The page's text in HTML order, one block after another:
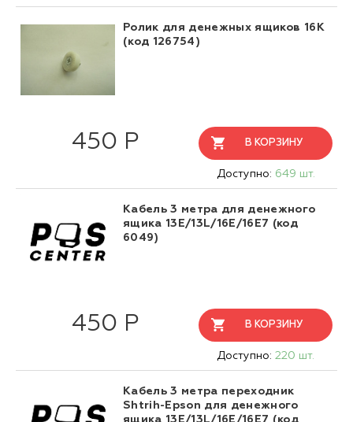
Ролик для денежных ящиков 16K
(код 126754)
450 Р В КОРЗИНУ
Доступно: 649 шт.
Кабель 3 метра для денежного
ящика 13E/13L/16E/16Е7 (код
6049)
450 Р В КОРЗИНУ
Доступно: 220 шт.
Кабель 3 метра переходник
Shtrih-Epson для денежного
ящика 13E/13L/16E/16E7 (код